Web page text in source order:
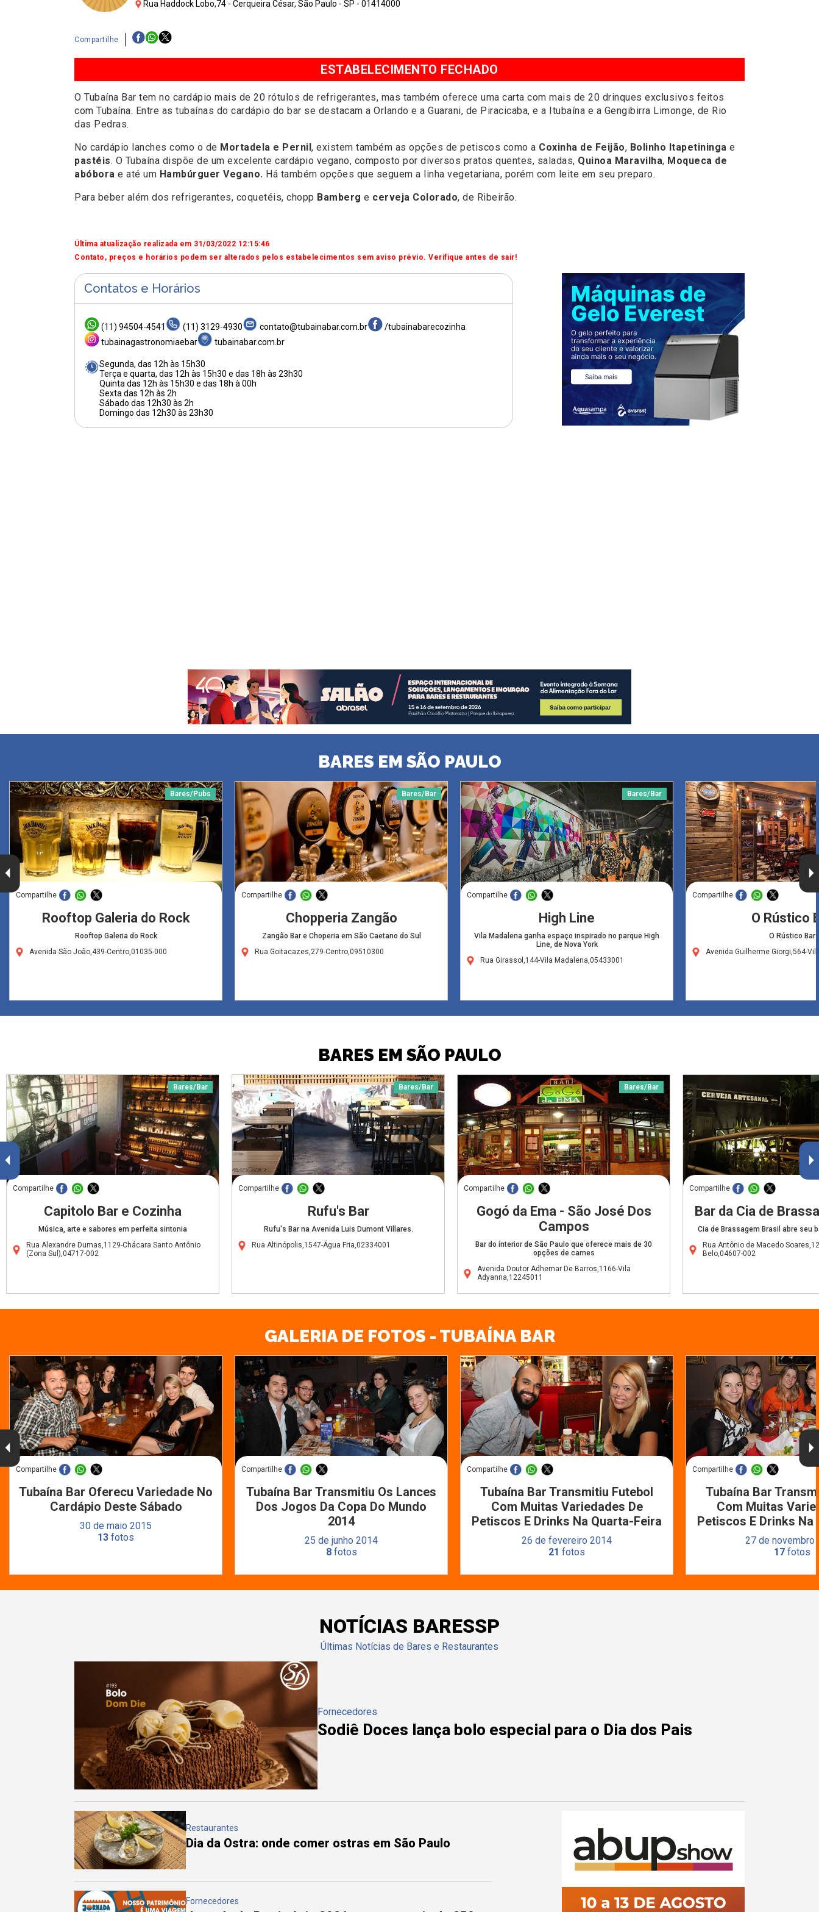
Rua Haddock Lobo,74 - Cerqueira César, São Paulo - SP - 01414000
Compartilhe
ESTABELECIMENTO FECHADO
O Tubaína Bar tem no cardápio mais de 20 rótulos de refrigerantes, mas também oferece uma carta com mais de 20 drinques exclusivos feitos
com Tubaína. Entre as tubaínas do cardápio do bar se destacam a Orlando e a Guarani, de Piracicaba, e a Itubaína e a Gengibirra Limonge, de Rio
das Pedras.
No cardápio lanches como o de Mortadela e Pernil , existem também as opções de petiscos como a Coxinha de Feijão, Bolinho Itapetininga e
pastéis. O Tubaína dispõe de um excelente cardápio vegano, composto por diversos pratos quentes, saladas, Quinoa Maravilha, Moqueca de
abóbora e até um Hambúrguer Vegano. Há também opções que seguem a linha vegetariana, porém com leite em seu preparo.
Para beber além dos refrigerantes, coquetéis, chopp Bamberg e cerveja Colorado, de Ribeirão.
Última atualização realizada em 31/03/2022 12:15:46
Contato, preços e horários podem ser alterados pelos estabelecimentos sem aviso prévio. Verifique antes de sair!
Contatos e Horários
(11) 94504-4541 (11) 3129-4930 contato@tubainabar.com.br
/tubainabarecozinha
tubainagastronomiaebar
tubainabar.com.br
Segunda, das 12h às 15h30
Terça e quarta, das 12h às 15h30 e das 18h às 23h30
Quinta das 12h às 15h30 e das 18h à 00h
Sexta das 12h às 2h
Sábado das 12h30 às 2h
Domingo das 12h30 às 23h30
BARES EM SÃO PAULO
Bares/Pubs
Compartilhe
Rooftop Galeria do Rock
Rooftop Galeria do Rock
Avenida São João,439-Centro,01035-000
Bares/Bar
Compartilhe
Chopperia Zangão
Zangão Bar e Choperia em São Caetano do Sul
Rua Goitacazes,279-Centro,09510300
Bares/Bar
Compartilhe
High Line
Vila Madalena ganha espaço inspirado no parque High
Line, de Nova York
Rua Girassol,144-Vila Madalena,05433001
Compartilhe
O Rústico
O Rústico Bar
Avenida Guilherme Giorgi,564-
BARES EM SÃO PAULO
Bares/Bar
Compartilhe
Capitolo Bar e Cozinha
Música, arte e sabores em perfeita sintonia
Rua Alexandre Dumas,1129-Chácara Santo Antônio
(Zona Sul),04717-002
Bares/Bar
Compartilhe
Rufu's Bar
Rufu's Bar na Avenida Luis Dumont Villares.
Rua Altinópolis,1547-Água Fria,02334001
Bares/Bar
Compartilhe
Gogó da Ema - São José Dos
Campos
Bar do interior de São Paulo que oferece mais de 30
opções de carnes
Avenida Doutor Adhemar De Barros,1166-Vila
Adyanna,12245011
Compartilhe
Bar da Cia de
Cia de Brassagem Brasil abre seu
Rua Antônio de Macedo
Belo,04607-002
GALERIA DE FOTOS - TUBAÍNA BAR
Compartilhe
Tubaína Bar Oferecu Variedade No
Cardápio Deste Sábado
30 de maio 2015
13 fotos
Compartilhe
Tubaína Bar Transmitiu Os Lances
Dos Jogos Da Copa Do Mundo
2014
25 de junho 2014
8fotos
Compartilhe
Tubaína Bar Transmitiu Futebol
Com Muitas Variedades De
Petiscos E Drinks Na Quarta-Feira
26 de fevereiro 2014
21 fotos
Compartilhe
Tubaína Bar
Com Muitas
Petiscos E Drinks Na
27 de novembro
17 fotos
NOTÍCIAS BARESSP
Últimas Notícias de Bares e Restaurantes
Fornecedores
Sodiê Doces lança bolo especial para o Dia dos Pais
Restaurantes
Dia da Ostra: onde comer ostras em São Paulo
Fornecedores